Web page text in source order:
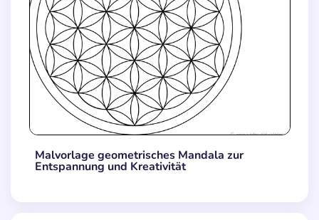
Malvorlage geometrisches Mandala zur
Entspannung und Kreativität